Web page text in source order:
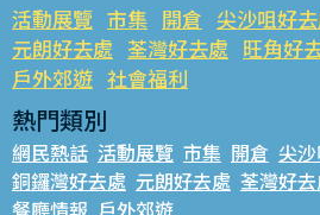
活動展覽 市集 開倉 尖沙咀好
元朗好去處 荃灣好去處 旺角好
戶外郊遊 社會福利
熱門類別
網民熱話 活動展覽 市集 開倉 尖
銅鑼灣好去處 元朗好去處 荃灣好
餐廳情報 戶外郊遊